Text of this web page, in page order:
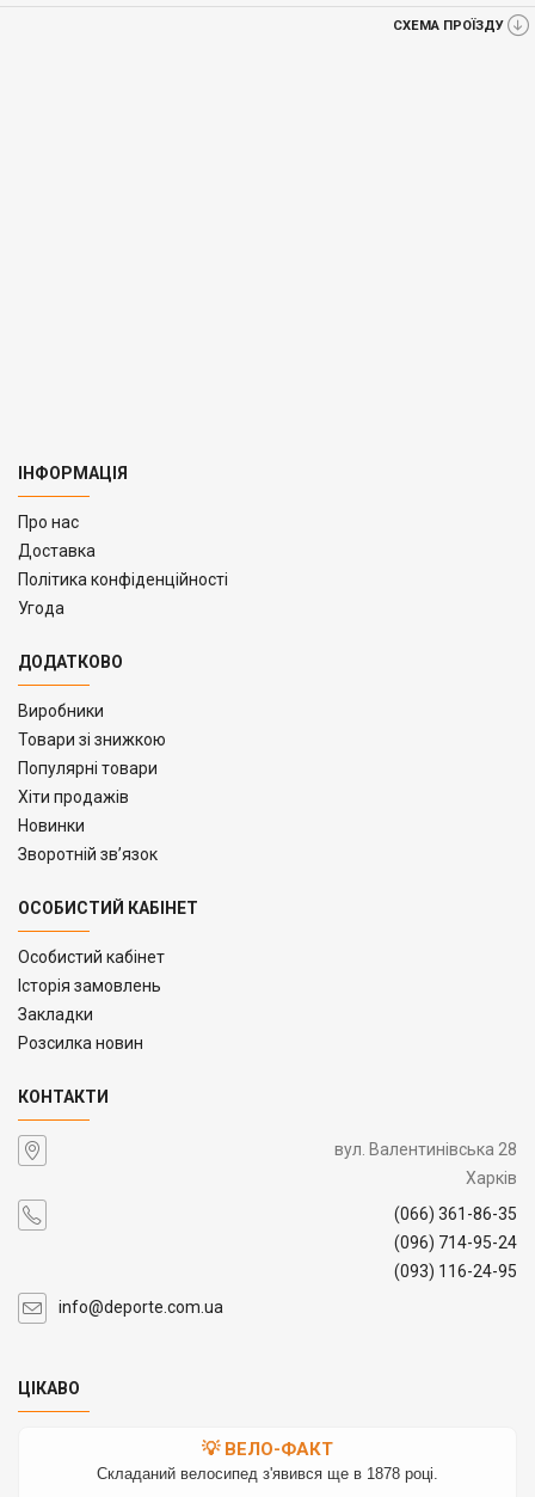
СХЕМА ПРОЇЗДУ
ІНФОРМАЦІЯ
Про нас
Доставка
Політика конфіденційності
Угода
ДОДАТКОВО
Виробники
Товари зі знижкою
Популярні товари
Хіти продажів
Новинки
Зворотній зв’язок
ОСОБИСТИЙ КАБІНЕТ
Особистий кабінет
Історія замовлень
Закладки
Розсилка новин
КОНТАКТИ
вул. Валентинівська 28
Харків
(066) 361-86-35
(096) 714-95-24
(093) 116-24-95
info@deporte.com.ua
ЦІКАВО
💡 ВЕЛО-ФАКТ
Складаний велосипед з'явився ще в 1878 році.